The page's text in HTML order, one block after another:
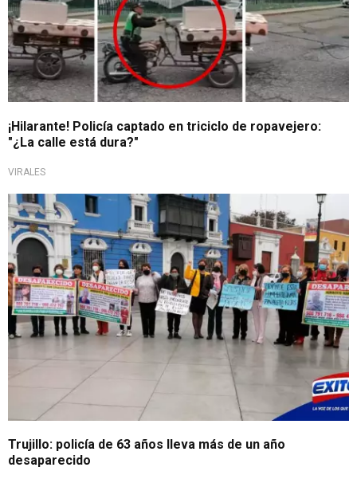
¡Hilarante! Policía captado en triciclo de ropavejero:
"¿La calle está dura?"
VIRALES
Trujillo: policía de 63 años lleva más de un año
desaparecido